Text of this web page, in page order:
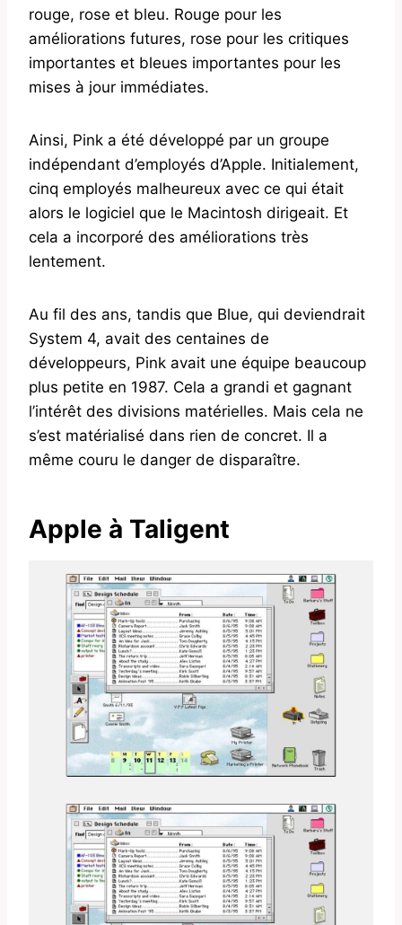
rouge, rose et bleu. Rouge pour les
améliorations futures, rose pour les critiques
importantes et bleues importantes pour les
mises à jour immédiates.
Ainsi, Pink a été développé par un groupe
indépendant d’employés d’Apple. Initialement,
cinq employés malheureux avec ce qui était
alors le logiciel que le Macintosh dirigeait. Et
cela a incorporé des améliorations très
lentement.
Au fil des ans, tandis que Blue, qui deviendrait
System 4, avait des centaines de
développeurs, Pink avait une équipe beaucoup
plus petite en 1987. Cela a grandi et gagnant
l’intérêt des divisions matérielles. Mais cela ne
s’est matérialisé dans rien de concret. Il a
même couru le danger de disparaître.
Apple à Taligent